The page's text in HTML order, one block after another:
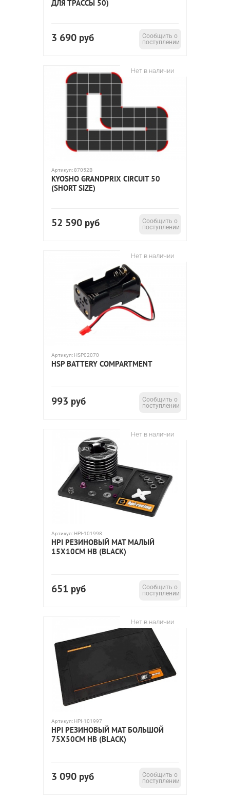
ДЛЯ ТРАССЫ 50)
3 690 руб
Сообщить о
поступлении
Нет в наличии
Артикул:87052B
KYOSHO GRANDPRIX CIRCUIT 50
(SHORT SIZE)
52 590 руб
Сообщить о
поступлении
Нет в наличии
Артикул: HSP02070
HSP BATTERY COMPARTMENT
993 руб
Сообщить о
поступлении
Нет в наличии
Артикул: HPI-101998
HPI РЕЗИНОВЫЙ МАТ МАЛЫЙ
15X10СМ HB (BLACK)
651 руб
Сообщить о
поступлении
Нет в наличии
Артикул: HPI-101997
HPI РЕЗИНОВЫЙ МАТ БОЛЬШОЙ
75X50СМ HB (BLACK)
3 090 руб
Сообщить о
поступлении